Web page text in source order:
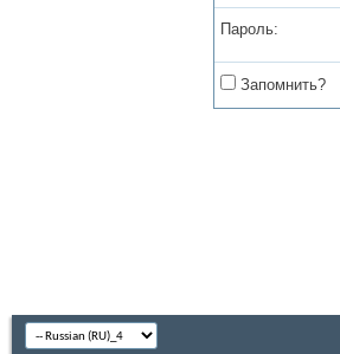
Пароль:
Запомнить?